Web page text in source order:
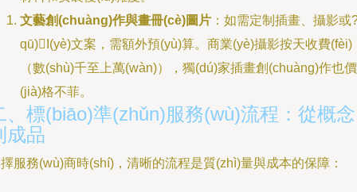
文藝創(chuàng)作與畫冊(cè)圖片 ：如需定制插畫、攝影或
qū)I(yè)文案，需額外預(yù)算。商業(yè)攝影按天收費(fèi)
（數(shù)千至上萬(wàn)），獨(dú)家插畫創(chuàng)作也價
(jià)格不菲。
、標(biāo)準(zhǔn)服務(wù)流程：從概念
成品
服務(wù)商時(shí)，清晰的流程是質(zhì)量與成本的保障：